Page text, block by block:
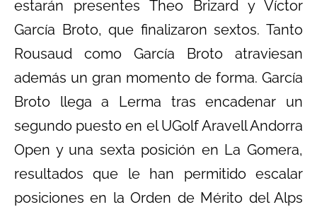
estarán presentes Theo Brizard y Víctor
García Broto, que finalizaron sextos. Tanto
Rousaud como García Broto atraviesan
además un gran momento de forma. García
Broto llega a Lerma tras encadenar un
segundo puesto en el UGolf Aravell Andorra
Open y una sexta posición en La Gomera,
resultados que le han permitido escalar
posiciones en la Orden de Mérito del Alps